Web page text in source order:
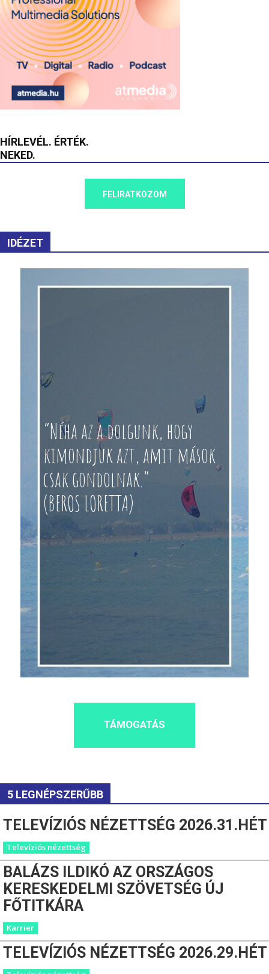
HÍRLEVÉL. ÉRTÉK.
NEKED.
FELIRATKOZOM
IDÉZET
“Néha az a dolgunk, hogy
kimondjuk azt, amit mások
csak gondolnak.”
(BEROS LORETTA)
TÁMOGATÁS
5 LEGNÉPSZERŰBB
TELEVÍZIÓS NÉZETTSÉG 2026.31.HÉT
Televíziós nézettség
BALÁZS ILDIKÓ AZ ORSZÁGOS
KERESKEDELMI SZÖVETSÉG ÚJ
FŐTITKÁRA
Karrier
TELEVÍZIÓS NÉZETTSÉG 2026.29.HÉT